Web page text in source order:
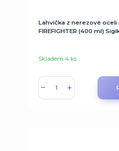
Lahvička z nerezové oceli
FIREFIGHTER (400 ml)
Skladem 4 ks